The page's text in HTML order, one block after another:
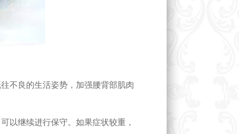
不良的生活姿势，加强腰背部肌肉
以继续进行保守。如果症状较重，